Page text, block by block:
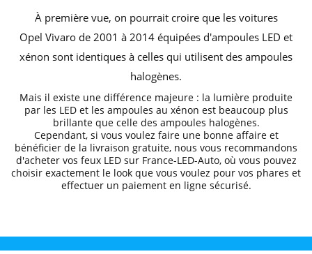
À première vue, on pourrait croire que les voitures
Opel Vivaro de 2001 à 2014 équipées d'ampoules LED et
xénon sont identiques à celles qui utilisent des ampoules
halogènes.
Mais il existe une différence majeure : la lumière produite
par les LED et les ampoules au xénon est beaucoup plus
brillante que celle des ampoules halogènes.
Cependant, si vous voulez faire une bonne affaire et
bénéficier de la livraison gratuite, nous vous recommandons
d'acheter vos feux LED sur France-LED-Auto, où vous pouvez
choisir exactement le look que vous voulez pour vos phares et
effectuer un paiement en ligne sécurisé.